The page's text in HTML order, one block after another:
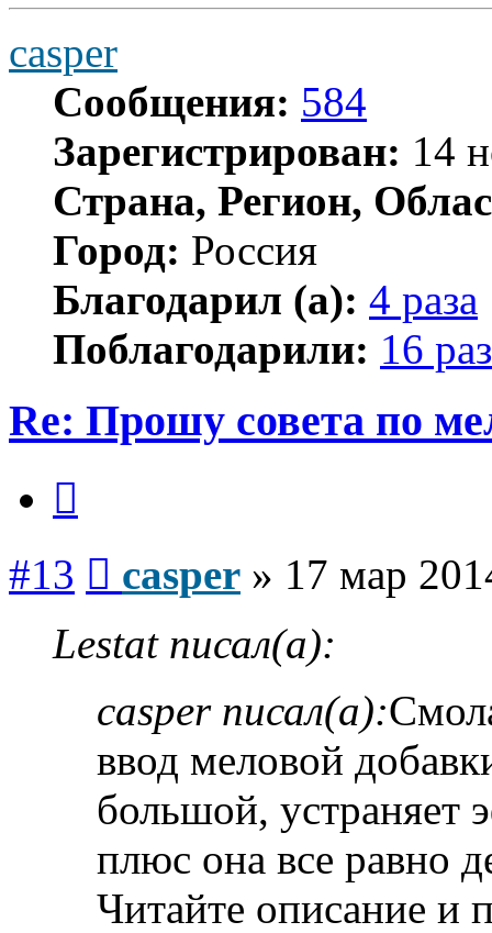
casper
Сообщения: 584
Зарегистрирован: 14
Страна, Регион,
Город: Россия
Благодарил (а): 4 раза
Поблагодарили: 16 раз
Re: Прошу совета по
#13 casper » 17 мар
Lestat писал(а):
casper писал(а):
ввод меловой
большой, устраняет
плюс она все равно
Читайте описание и